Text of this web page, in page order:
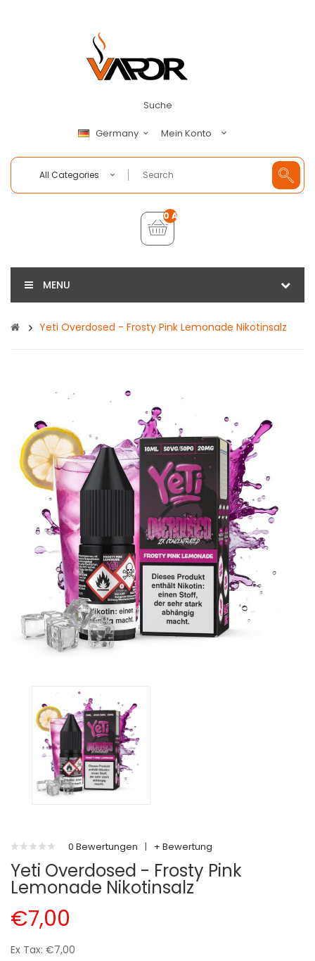
Suche
Germany Mein Konto
All Categories
0 Artikel - €0,00
MENU
Yeti Overdosed - Frosty Pink Lemonade Nikotinsalz
0 Bewertungen | + Bewertung
Yeti Overdosed - Frosty Pink
Lemonade Nikotinsalz
€7,00
Ex Tax: €7,00